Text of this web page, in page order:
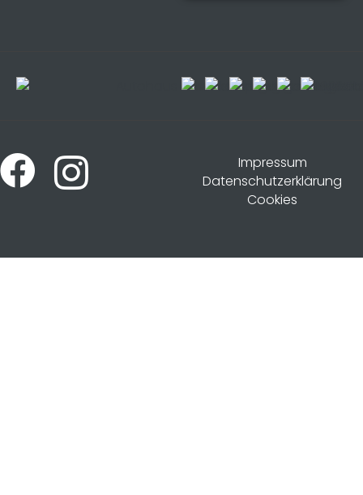
Impressum
Datenschutzerklärung
Cookies